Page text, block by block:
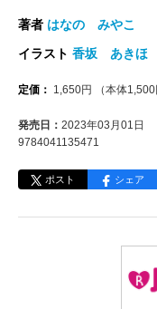
著者 はなの みやこ
イラスト 香坂 あきほ
定価： 1,650円 （本体1,500
発売日： 2023年03月01日
9784041135471
ポスト シェア